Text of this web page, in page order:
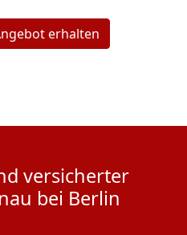
erhalten
versicherter
bei Berlin